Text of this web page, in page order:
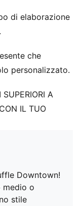
di elaborazione
che
personalizzato.
SUPERIORI A
IL TUO
Downtown!
medio o
stile